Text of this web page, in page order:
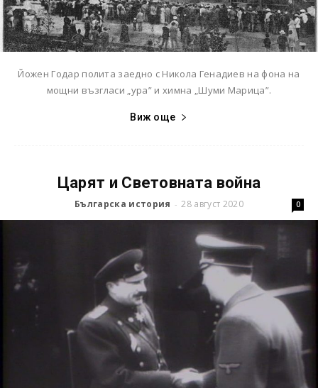
Йожен Годар полита заедно с Никола Генадиев на фона на
мощни възгласи „ура” и химна „Шуми Марица”.
Виж още
Царят и Световната война
Българска история - 28 август 2020 0